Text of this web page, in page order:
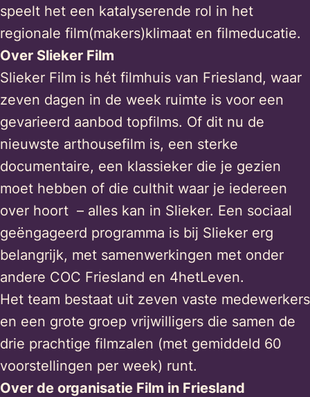
speelt het een katalyserende rol in het
regionale film(makers)klimaat en filmeducatie.
Over Slieker Film
Slieker Film is hét filmhuis van Friesland, waar
zeven dagen in de week ruimte is voor een
gevarieerd aanbod topfilms. Of dit nu de
nieuwste arthousefilm is, een sterke
documentaire, een klassieker die je gezien
moet hebben of die culthit waar je iedereen
over hoort – alles kan in Slieker. Een sociaal
geëngageerd programma is bij Slieker erg
belangrijk, met samenwerkingen met onder
andere COC Friesland en 4hetLeven.
Het team bestaat uit zeven vaste medewerkers
en een grote groep vrijwilligers die samen de
drie prachtige filmzalen (met gemiddeld 60
voorstellingen per week) runt.
Over de organisatie Film in Friesland